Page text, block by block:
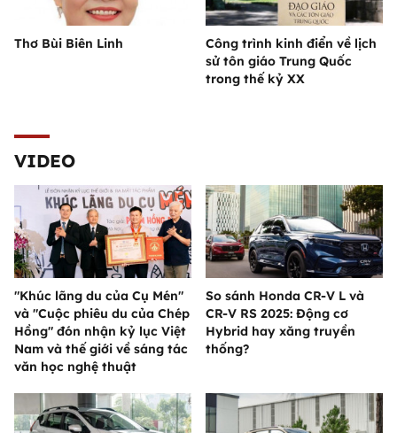
Thơ Bùi Biên Linh
Công trình kinh điển về lịch
sử tôn giáo Trung Quốc
trong thế kỷ XX
VIDEO
"Khúc lãng du của Cụ Mén"
và "Cuộc phiêu du của Chép
Hồng" đón nhận kỷ lục Việt
Nam và thế giới về sáng tác
văn học nghệ thuật
So sánh Honda CR-V L và
CR-V RS 2025: Động cơ
Hybrid hay xăng truyền
thống?